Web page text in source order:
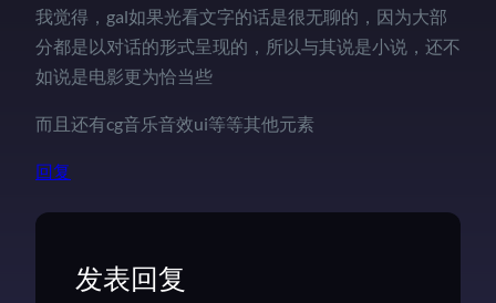
我觉得，gal如果光看文字的话是很无聊的，因为大部
分都是以对话的形式呈现的，所以与其说是小说，还不
如说是电影更为恰当些
而且还有cg音乐音效ui等等其他元素
回复
发表回复